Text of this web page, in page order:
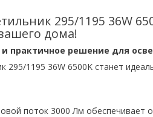
295/1195 36W
дома!
практичное решение для
295/1195 36W 6500K станет
поток 3000 Лм обеспечивает